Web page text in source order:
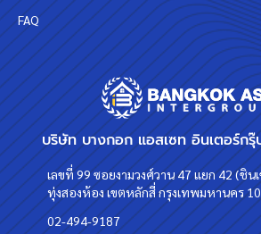
บริษัท บางกอก แอสเซท อินเตอร์ก
เลขที่ 99 ซอยงามวงศ์วาน 47 แยก 42 (ชิน
ทุ่งสองห้อง เขตหลักสี่ กรุงเทพมหานคร
02-494-9187
FAQ